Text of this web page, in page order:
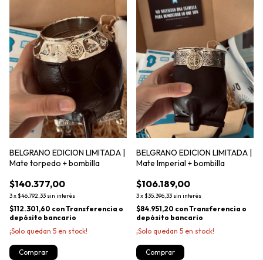
BELGRANO EDICION LIMITADA |
Mate torpedo + bombilla
$140.377,00
3x$46.792,33 sin interés
$112.301,60 conTransferencia o
depósito bancario
¡Solo quedan 5 en stock!
Comprar
BELGRANO EDICION LIMITADA |
Mate Imperial + bombilla
$106.189,00
3x$35.396,33 sin interés
$84.951,20 conTransferencia o
depósito bancario
¡Solo quedan 5 en stock!
Comprar